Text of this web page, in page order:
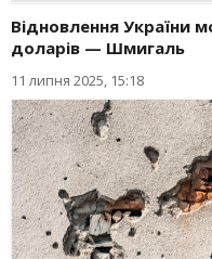
Відновлення України
доларів — Шмигаль
11 липня 2025, 15:18